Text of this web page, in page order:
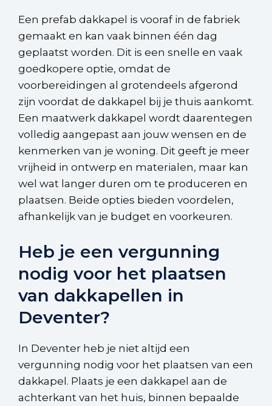
Een prefab dakkapel is vooraf in de fabriek
gemaakt en kan vaak binnen één dag
geplaatst worden. Dit is een snelle en vaak
goedkopere optie, omdat de
voorbereidingen al grotendeels afgerond
zijn voordat de dakkapel bij je thuis aankomt.
Een maatwerk dakkapel wordt daarentegen
volledig aangepast aan jouw wensen en de
kenmerken van je woning. Dit geeft je meer
vrijheid in ontwerp en materialen, maar kan
wel wat langer duren om te produceren en
plaatsen. Beide opties bieden voordelen,
afhankelijk van je budget en voorkeuren.
Heb je een vergunning
nodig voor het plaatsen
van dakkapellen in
Deventer?
In Deventer heb je niet altijd een
vergunning nodig voor het plaatsen van een
dakkapel. Plaats je een dakkapel aan de
achterkant van het huis, binnen bepaalde